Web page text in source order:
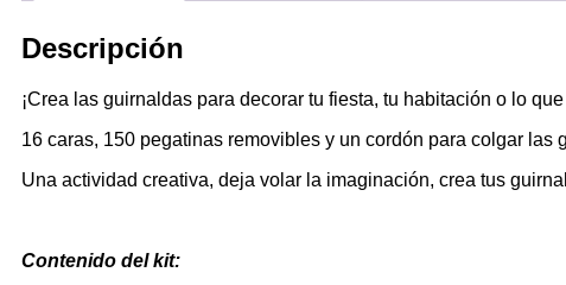
Descripción
¡Crea las guirnaldas para decorar tu fiesta, tu habitación o lo
16 caras, 150 pegatinas removibles y un cordón para colgar las
Una actividad creativa, deja volar la imaginación, crea tus
Contenido del kit: